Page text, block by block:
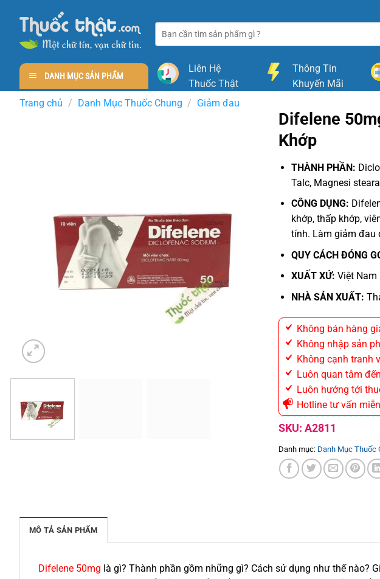
content
kiếm:
DANH MỤC SẢN PHẨM
Liên Hệ
Thuốc Thật
Thông Tin
Khuyến Mãi
Trang chủ / Danh Mục Thuốc Chung / Giảm đau
Difelene
Khớp
THÀNH PHẦN:
Talc, Magnesi
CÔNG DỤNG:
khớp, thấp khớp,
tính. Làm giảm đau
QUY CÁCH ĐÓNG
XUẤT XỨ: Việt Nam
NHÀ SẢN XUẤT:
Không bán hàng
Không nhập sản
Không cạnh tranh
Luôn quan tâm
Luôn hướng tới
Hotline tư vấn
SKU: A2811
Danh mục: Danh Mục Thuốc
MÔ TẢ SẢN PHẨM
Difelene 50mg là gì? Thành phần gồm những gì? Cách sử dụng như thế